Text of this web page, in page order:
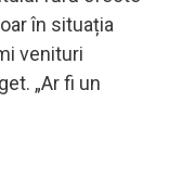
în situația
venituri
„Ar fi un